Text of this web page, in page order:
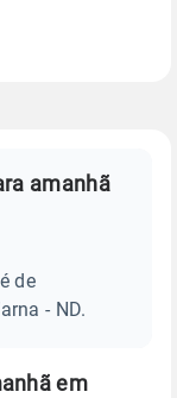
amanhã
de
- ND.
em